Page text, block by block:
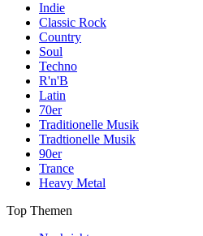
Indie
Classic Rock
Country
Soul
Techno
R'n'B
Latin
70er
Traditionelle Musik
Tradtionelle Musik
90er
Trance
Heavy Metal
Top Themen